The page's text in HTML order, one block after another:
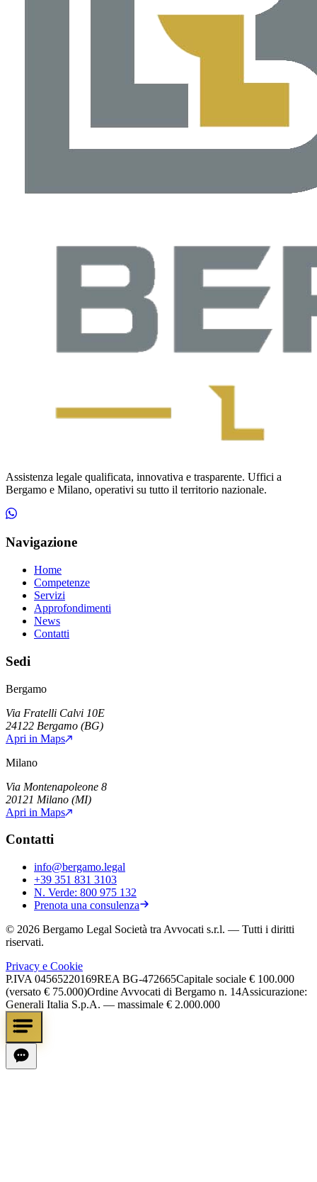
Assistenza legale qualificata, innovativa e trasparente. Uffici a
Bergamo e Milano, operativi su tutto il territorio nazionale.
Navigazione
Home
Competenze
Servizi
Approfondimenti
News
Contatti
Sedi
Bergamo
Via Fratelli Calvi 10E
24122 Bergamo (BG)
Apri in Maps
Milano
Via Montenapoleone 8
20121 Milano (MI)
Apri in Maps
Contatti
info@bergamo.legal
+39 351 831 3103
N. Verde: 800 975 132
Prenota una consulenza
© 2026 Bergamo Legal Società tra Avvocati s.r.l. — Tutti i diritti
riservati.
Privacy e Cookie
P.IVA 04565220169REA BG-472665Capitale sociale € 100.000
(versato € 75.000)Ordine Avvocati di Bergamo n. 14Assicurazione:
Generali Italia S.p.A. — massimale € 2.000.000